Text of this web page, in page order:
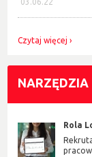
Czytaj więcej
NARZĘDZIA
Rola